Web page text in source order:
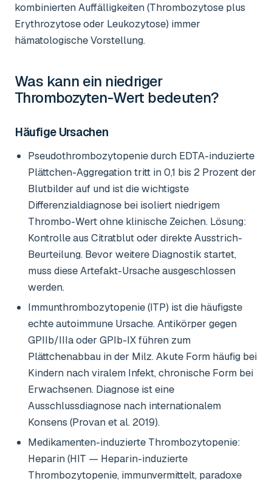
kombinierten Auffälligkeiten (Thrombozytose plus
Erythrozytose oder Leukozytose) immer
hämatologische Vorstellung.
Was kann ein niedriger
Thrombozyten-Wert bedeuten?
Häufige Ursachen
Pseudothrombozytopenie durch EDTA-induzierte
Plättchen-Aggregation tritt in 0,1 bis 2 Prozent der
Blutbilder auf und ist die wichtigste
Differenzialdiagnose bei isoliert niedrigem
Thrombo-Wert ohne klinische Zeichen. Lösung:
Kontrolle aus Citratblut oder direkte Ausstrich-
Beurteilung. Bevor weitere Diagnostik startet,
muss diese Artefakt-Ursache ausgeschlossen
werden.
Immunthrombozytopenie (ITP) ist die häufigste
echte autoimmune Ursache. Antikörper gegen
GPIIb/IIIa oder GPIb-IX führen zum
Plättchenabbau in der Milz. Akute Form häufig bei
Kindern nach viralem Infekt, chronische Form bei
Erwachsenen. Diagnose ist eine
Ausschlussdiagnose nach internationalem
Konsens (Provan et al. 2019).
Medikamenten-induzierte Thrombozytopenie:
Heparin (HIT — Heparin-induzierte
Thrombozytopenie, immunvermittelt, paradoxe